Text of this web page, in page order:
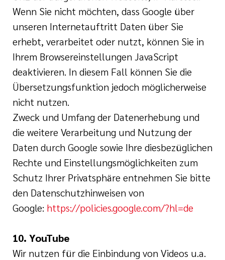
Wenn Sie nicht möchten, dass Google über
unseren Internetauftritt Daten über Sie
erhebt, verarbeitet oder nutzt, können Sie in
Ihrem Browsereinstellungen JavaScript
deaktivieren. In diesem Fall können Sie die
Übersetzungsfunktion jedoch möglicherweise
nicht nutzen.
Zweck und Umfang der Datenerhebung und
die weitere Verarbeitung und Nutzung der
Daten durch Google sowie Ihre diesbezüglichen
Rechte und Einstellungsmöglichkeiten zum
Schutz Ihrer Privatsphäre entnehmen Sie bitte
den Datenschutzhinweisen von
Google: https://policies.google.com/?hl=de
10. YouTube
Wir nutzen für die Einbindung von Videos u.a.